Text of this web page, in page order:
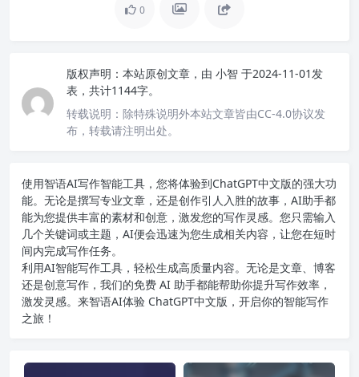
0
版权声明： 本站原创文章，由 小智 于2024-11-01发
表，共计1144字。
转载说明： 除特殊说明外本站文章皆由CC-4.0协议发
布，转载请注明出处。
使用智语AI写作智能工具，您将体验到ChatGPT中文版的强大功
能。无论是撰写专业文章，还是创作引人入胜的故事，AI助手都
能为您提供丰富的素材和创意，激发您的写作灵感。您只需输入
几个关键词或主题，AI便会迅速为您生成相关内容，让您在短时
间内完成写作任务。
利用AI智能写作工具，轻松生成高质量内容。无论是文章、博客
还是创意写作，我们的免费 AI 助手都能帮助你提升写作效率，
激发灵感。来智语AI体验 ChatGPT中文版 ，开启你的智能写作
之旅！